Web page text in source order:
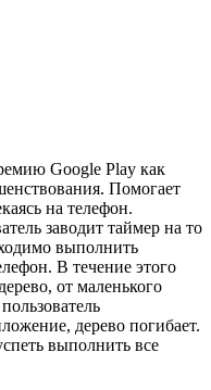
Google Play как
Помогает
на телефон.
заводит таймер на то
выполнить
В течение этого
от маленького
дерево погибает.
выполнить все